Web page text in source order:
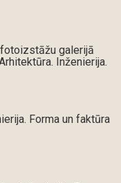
galerijā
Inženierija.
Forma un faktūra